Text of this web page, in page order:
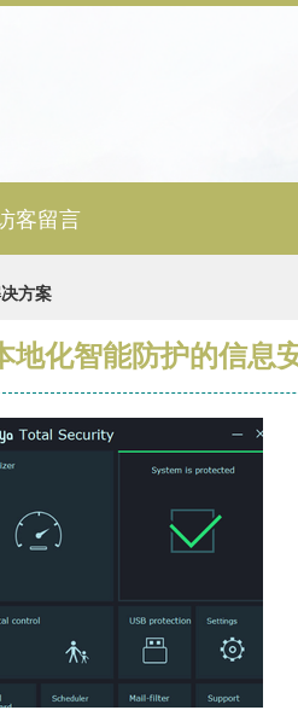
客留言
方案
化智能防护的信息